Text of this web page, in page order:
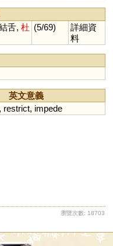
舌, 杜 (5/69)
詳細資
料
英文意義
restrict, impede
瀏覽次數: 18703